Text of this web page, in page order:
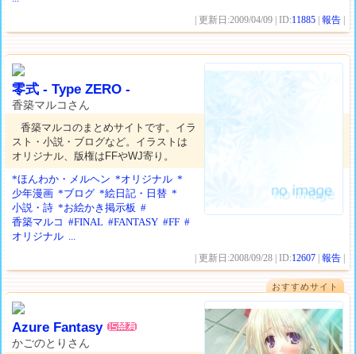
| 更新日:2009/04/09 | ID:11885 |報告
零式 - Type ZERO -
香築マルコさん
香築マルコのまとめサイトです。イラ
スト・小説・ブログなど。イラストは
オリジナル、版権はFFやWJ寄り。
*ほんわか・メルヘン *オリジナル *
少年漫画 *ブログ *絵日記・日替 *
小説・詩 *お絵かき掲示板 #
香築マルコ #FINAL #FANTASY #FF #
オリジナル ...
| 更新日:2008/09/28 | ID:12607 |報告
おすすめサイト
Azure Fantasy
かごのとりさん